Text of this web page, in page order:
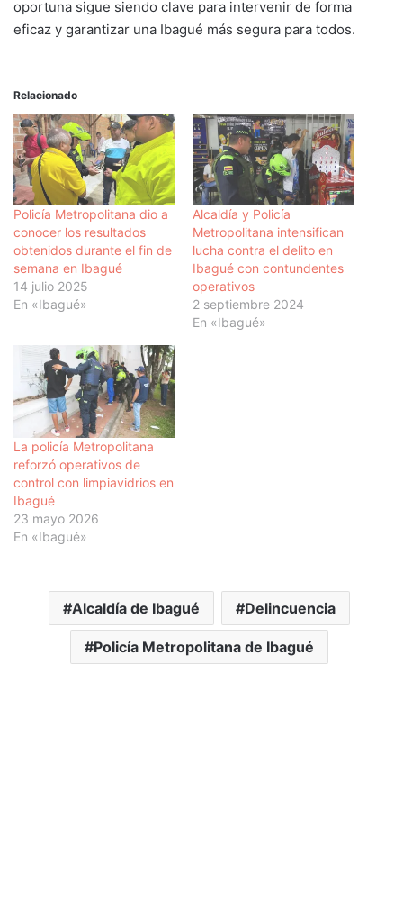
oportuna sigue siendo clave para intervenir de forma
eficaz y garantizar una Ibagué más segura para todos.
Relacionado
Policía Metropolitana dio a
conocer los resultados
obtenidos durante el fin de
semana en Ibagué
14 julio 2025
En «Ibagué»
Alcaldía y Policía
Metropolitana intensifican
lucha contra el delito en
Ibagué con contundentes
operativos
2 septiembre 2024
En «Ibagué»
La policía Metropolitana
reforzó operativos de
control con limpiavidrios en
Ibagué
23 mayo 2026
En «Ibagué»
Alcaldía de Ibagué Delincuencia
Policía Metropolitana de Ibagué